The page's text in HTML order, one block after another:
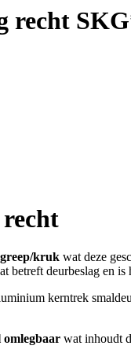
recht
greep/kruk wat deze
betreft deurbeslag en is
kerntrek
omlegbaar wat inhoudt